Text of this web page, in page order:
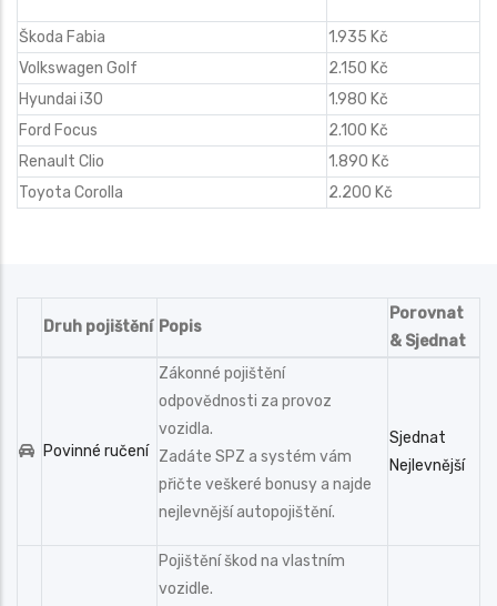
Škoda Fabia
1.935 Kč
Volkswagen Golf
2.150 Kč
Hyundai i30
1.980 Kč
Ford Focus
2.100 Kč
Renault Clio
1.890 Kč
Toyota Corolla
2.200 Kč
Druh pojištění Popis
Porovnat
& Sjednat
Povinné ručení
Zákonné pojištění
odpovědnosti za provoz
vozidla.
Zadáte SPZ a systém vám
přičte veškeré bonusy a najde
nejlevnější autopojištění.
Sjednat
Nejlevnější
Pojištění škod na vlastním
vozidle.